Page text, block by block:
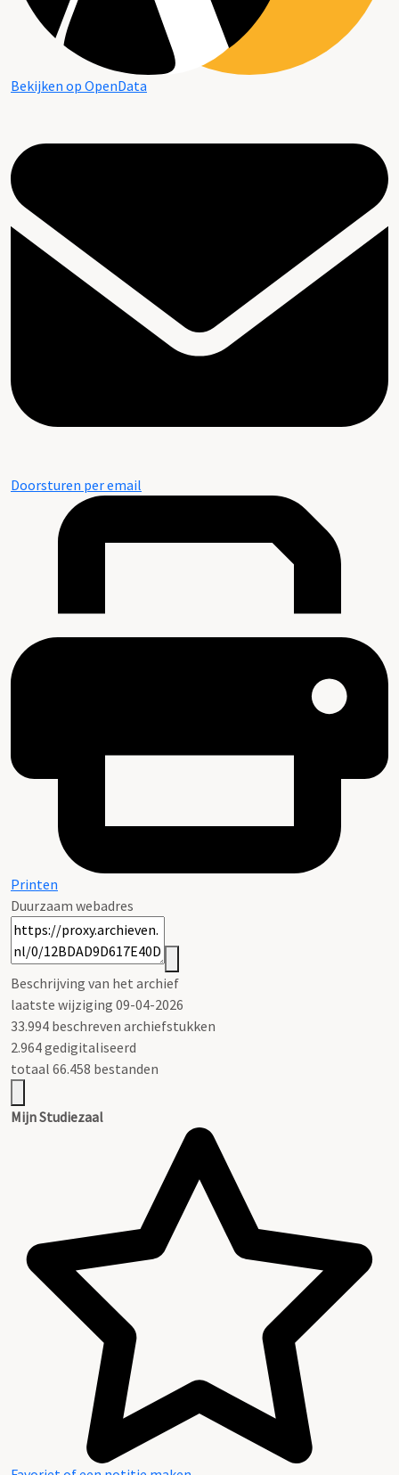
Bekijken op OpenData
Doorsturen per email
Printen
Duurzaam webadres
Beschrijving van het archief
laatste wijziging 09-04-2026
33.994 beschreven archiefstukken
2.964 gedigitaliseerd
totaal 66.458 bestanden
Mijn Studiezaal